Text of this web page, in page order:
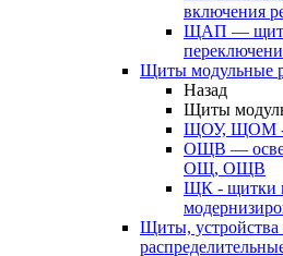
включения
ЩАП — щит
Щиты модульные
Назад
Щиты
ЩОУ, ЩОМ -
ОЩВ —
ОЩ, ОЩВ
ЩК - щитки
Щиты, устройства